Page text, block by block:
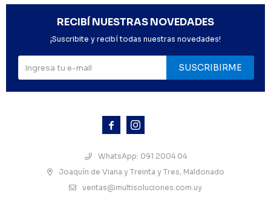
 
WhatsApp: 091 2004 04
Joaquín de Viana y Treinta y Tres, Maldonado
ventas@multisoluciones.com.uy
RECIBÍ NUESTRAS NOVEDADES
¡Suscribite y recibí todas nuestras novedades!
SUSCRIBIRME